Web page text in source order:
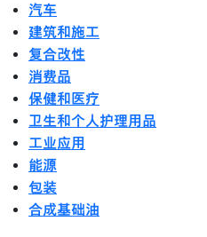
汽车
建筑和施工
复合改性
消费品
保健和医疗
卫生和个人护理用品
工业应用
能源
包装
合成基础油